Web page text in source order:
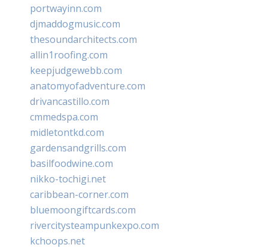
portwayinn.com
djmaddogmusic.com
thesoundarchitects.com
allin1roofing.com
keepjudgewebb.com
anatomyofadventure.com
drivancastillo.com
cmmedspa.com
midletontkd.com
gardensandgrills.com
basilfoodwine.com
nikko-tochigi.net
caribbean-corner.com
bluemoongiftcards.com
rivercitysteampunkexpo.com
kchoops.net